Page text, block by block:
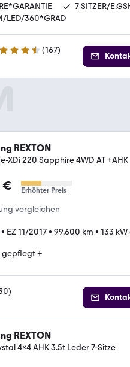
7 SITZER/
LED/360*GRAD
Sterne (167)
REXTON
XDi 220 Sapphire 4WD AT +AHK
€ Erhöhter Preis
vergleichen
• EZ 11/2017• 99.600 km • 133 kW
gepflegt +
)
REXTON
4x4 AHK 3.5t Leder 7-Sitze